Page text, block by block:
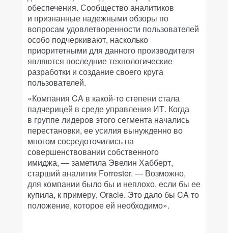
обеспечения. Сообщество аналитиков
и признанные надежными обзоры по
вопросам удовлетворенности пользователей
особо подчеркивают, насколько
приоритетными для данного производителя
являются последние технологические
разработки и создание своего круга
пользователей.
«Компания CA в какой-то степени стала
падчерицей в среде управления ИТ. Когда
в группе лидеров этого сегмента начались
перестановки, ее усилия вынужденно во
многом сосредоточились на
совершенствовании собственного
имиджа, — заметила Эвелин Хабберт,
старший аналитик Forrester. — Возможно,
для компании было бы и неплохо, если бы ее
купила, к примеру, Oracle. Это дало бы CA то
положение, которое ей необходимо».